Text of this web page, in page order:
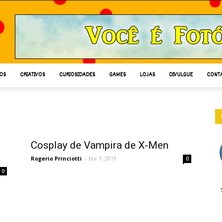
CRIATIVOS CURIOSIDADES GAMES LOJAS DIVULGUE
0
Cosplay de Vampira de X-Men
Rogerio Princiotti - fev 1, 2019 0